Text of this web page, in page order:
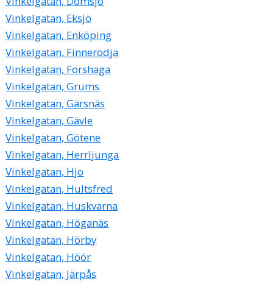
Vinkelgatan, Eksjö
Vinkelgatan, Enköping
Vinkelgatan, Finnerödja
Vinkelgatan, Forshaga
Vinkelgatan, Grums
Vinkelgatan, Gärsnäs
Vinkelgatan, Gävle
Vinkelgatan, Götene
Vinkelgatan, Herrljunga
Vinkelgatan, Hjo
Vinkelgatan, Hultsfred
Vinkelgatan, Huskvarna
Vinkelgatan, Höganäs
Vinkelgatan, Hörby
Vinkelgatan, Höör
Vinkelgatan, Järpås